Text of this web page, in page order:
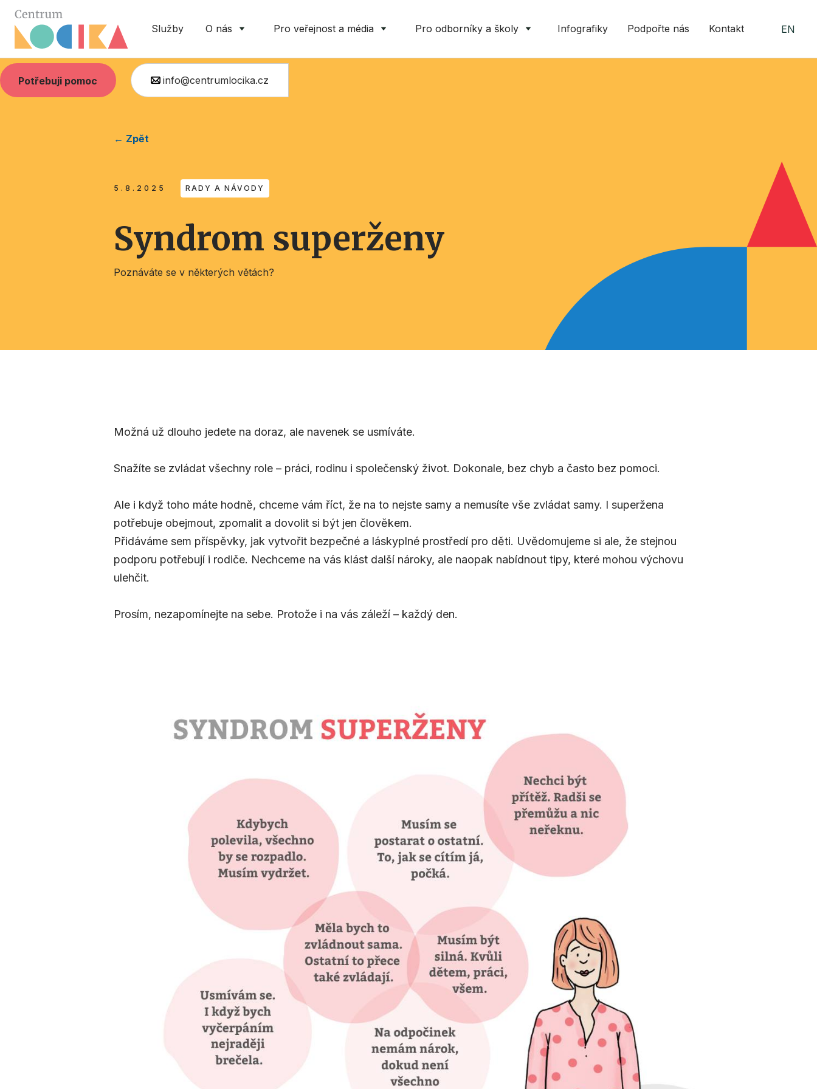
Služby O nás Pro veřejnost a média Pro odborníky a školy Infografiky Podpořte nás Kontakt EN
Potřebuji pomoc info@centrumlocika.cz
← Zpět
5.8.2025 RADY A NÁVODY
Syndrom superženy
Poznáváte se v některých větách?
Možná už dlouho jedete na doraz, ale navenek se usmíváte.
Snažíte se zvládat všechny role – práci, rodinu i společenský život. Dokonale, bez chyb a často bez pomoci.
Ale i když toho máte hodně, chceme vám říct, že na to nejste samy a nemusíte vše zvládat samy. I superžena
potřebuje obejmout, zpomalit a dovolit si být jen člověkem.
Přidáváme sem příspěvky, jak vytvořit bezpečné a láskyplné prostředí pro děti. Uvědomujeme si ale, že stejnou
podporu potřebují i rodiče. Nechceme na vás klást další nároky, ale naopak nabídnout tipy, které mohou výchovu
ulehčit.
Prosím, nezapomínejte na sebe. Protože i na vás záleží – každý den.